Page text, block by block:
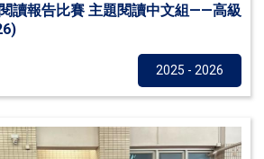
讀報告比賽 主題閱讀中文組——高級
2025 - 2026